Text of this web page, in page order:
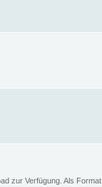
zur Verfügung. Als Format